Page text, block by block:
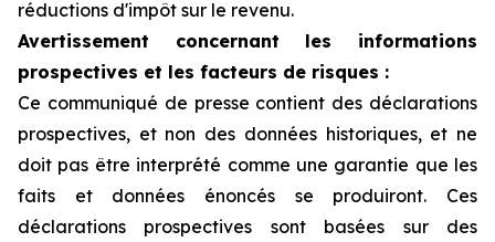
réductions d'impôt sur le revenu.
Avertissement concernant les informations
prospectives et les facteurs de risques :
Ce communiqué de presse contient des déclarations
prospectives, et non des données historiques, et ne
doit pas être interprété comme une garantie que les
faits et données énoncés se produiront. Ces
déclarations prospectives sont basées sur des